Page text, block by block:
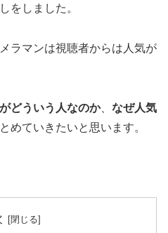
をしました。
ラマンは視聴者からは人気が
どういう人なのか、 なぜ人気
めていきたいと思います。